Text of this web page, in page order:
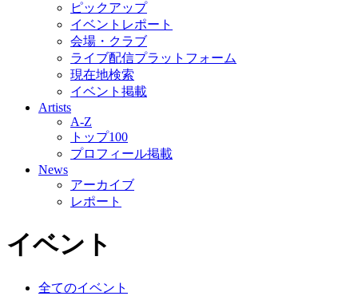
ピックアップ
イベントレポート
会場・クラブ
ライブ配信プラットフォーム
現在地検索
イベント掲載
Artists
A-Z
トップ100
プロフィール掲載
News
アーカイブ
レポート
イベント
全てのイベント